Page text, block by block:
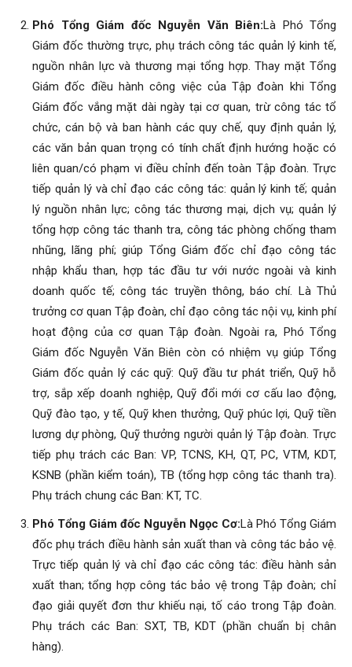
Phó Tổng Giám đốc Nguyễn Văn Biên:Là Phó Tổng
Giám đốc thường trực, phụ trách công tác quản lý kinh tế,
nguồn nhân lực và thương mại tổng hợp. Thay mặt Tổng
Giám đốc điều hành công việc của Tập đoàn khi Tổng
Giám đốc vắng mặt dài ngày tại cơ quan, trừ công tác tổ
chức, cán bộ và ban hành các quy chế, quy định quản lý,
các văn bản quan trọng có tính chất định hướng hoặc có
liên quan/có phạm vi điều chỉnh đến toàn Tập đoàn. Trực
tiếp quản lý và chỉ đạo các công tác: quản lý kinh tế; quản
lý nguồn nhân lực; công tác thương mại, dịch vụ; quản lý
tổng hợp công tác thanh tra, công tác phòng chống tham
nhũng, lãng phí; giúp Tổng Giám đốc chỉ đạo công tác
nhập khẩu than, hợp tác đầu tư với nước ngoài và kinh
doanh quốc tế; công tác truyền thông, báo chí. Là Thủ
trưởng cơ quan Tập đoàn, chỉ đạo công tác nội vụ, kinh phí
hoạt động của cơ quan Tập đoàn. Ngoài ra, Phó Tổng
Giám đốc Nguyễn Văn Biên còn có nhiệm vụ giúp Tổng
Giám đốc quản lý các quỹ: Quỹ đầu tư phát triển, Quỹ hỗ
trợ, sắp xếp doanh nghiệp, Quỹ đổi mới cơ cấu lao động,
Quỹ đào tạo, y tế, Quỹ khen thưởng, Quỹ phúc lợi, Quỹ tiền
lương dự phòng, Quỹ thưởng người quản lý Tập đoàn. Trực
tiếp phụ trách các Ban: VP, TCNS, KH, QT, PC, VTM, KDT,
KSNB (phần kiểm toán), TB (tổng hợp công tác thanh tra).
Phụ trách chung các Ban: KT, TC.
Phó Tổng Giám đốc Nguyễn Ngọc Cơ:Là Phó Tổng Giám
đốc phụ trách điều hành sản xuất than và công tác bảo vệ.
Trực tiếp quản lý và chỉ đạo các công tác: điều hành sản
xuất than; tổng hợp công tác bảo vệ trong Tập đoàn; chỉ
đạo giải quyết đơn thư khiếu nại, tố cáo trong Tập đoàn.
Phụ trách các Ban: SXT, TB, KDT (phần chuẩn bị chân
hàng).